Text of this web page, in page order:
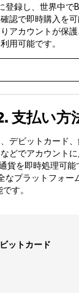
登録し、世界中で
認で即時購入を
アカウントが保
用可能です。
支払い方
デビットカード
どでアカウント
貨を即時処理可能
なプラットフォー
す。
ットカード